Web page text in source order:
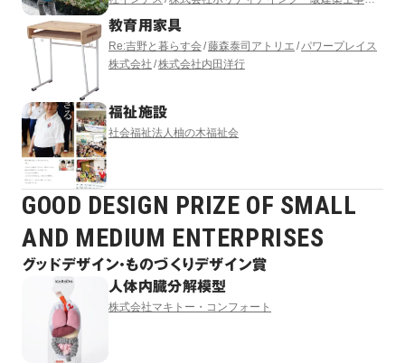
所
教育用家具
Re:吉野と暮らす会 藤森泰司アトリエ
パワープレイス
株式会社 株式会社内田洋行
福祉施設
社会福祉法人柚の木福祉会
GOOD DESIGN PRIZE OF SMALL
AND MEDIUM ENTERPRISES
グッドデザイン・ものづくりデザイン賞
人体内臓分解模型
株式会社マキトー・コンフォート